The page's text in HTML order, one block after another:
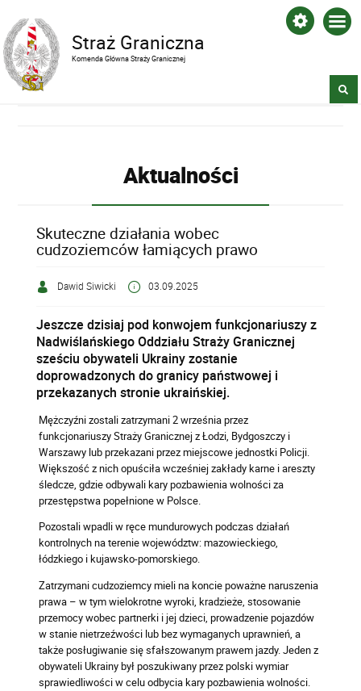
Straż Graniczna
Komenda Główna Straży Granicznej
Aktualności
Skuteczne działania wobec
cudzoziemców łamiących prawo
Dawid Siwicki 03.09.2025
Jeszcze dzisiaj pod konwojem funkcjonariuszy z
Nadwiślańskiego Oddziału Straży Granicznej
sześciu obywateli Ukrainy zostanie
doprowadzonych do granicy państwowej i
przekazanych stronie ukraińskiej.
Mężczyźni zostali zatrzymani 2 września przez
funkcjonariuszy Straży Granicznej z Łodzi, Bydgoszczy i
Warszawy lub przekazani przez miejscowe jednostki Policji.
Większość z nich opuściła wcześniej zakłady karne i areszty
śledcze, gdzie odbywali kary pozbawienia wolności za
przestępstwa popełnione w Polsce.
Pozostali wpadli w ręce mundurowych podczas działań
kontrolnych na terenie województw: mazowieckiego,
łódzkiego i kujawsko-pomorskiego.
Zatrzymani cudzoziemcy mieli na koncie poważne naruszenia
prawa – w tym wielokrotne wyroki, kradzieże, stosowanie
przemocy wobec partnerki i jej dzieci, prowadzenie pojazdów
w stanie nietrzeźwości lub bez wymaganych uprawnień, a
także posługiwanie się sfałszowanym prawem jazdy. Jeden z
obywateli Ukrainy był poszukiwany przez polski wymiar
sprawiedliwości w celu odbycia kary pozbawienia wolności.